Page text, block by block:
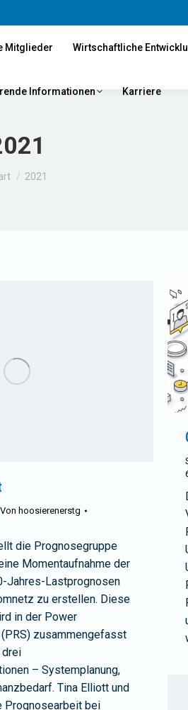
Mitglieder Wirtschaftliche
Informationen Karriere
befinden sich hier:
2021
Von hoosierenerstg
die Prognosegruppe
Momentaufnahme der
Jahres-Lastprognosen
zu erstellen. Diese
in der Power
zusammengefasst
– Systemplanung,
Tina Elliott und
Prognosearbeit bei